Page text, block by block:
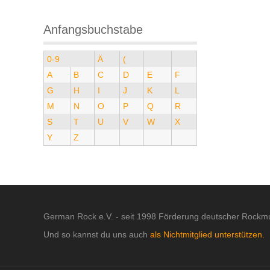
Anfangsbuchstabe
0-9 Ä
(
A
B C D E
F
G
H I J K
L
M
N O P Q
R
S
T U V W
X
Y
Z
German Rock e.V. - seit 1998 Förderung deutscher
Und so kannst du uns auch als Nichtmitglied unterstützen.